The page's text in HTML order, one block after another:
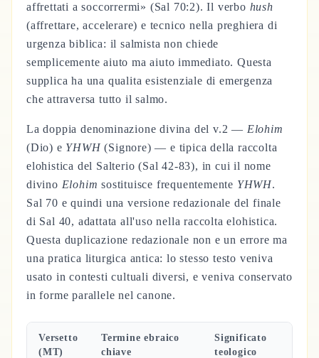
affrettati a soccorrermi» (Sal 70:2). Il verbo hush
(affrettare, accelerare) e tecnico nella preghiera di
urgenza biblica: il salmista non chiede
semplicemente aiuto ma aiuto immediato. Questa
supplica ha una qualita esistenziale di emergenza
che attraversa tutto il salmo.
La doppia denominazione divina del v.2 — Elohim
(Dio) e YHWH (Signore) — e tipica della raccolta
elohistica del Salterio (Sal 42-83), in cui il nome
divino Elohim sostituisce frequentemente YHWH.
Sal 70 e quindi una versione redazionale del finale
di Sal 40, adattata all'uso nella raccolta elohistica.
Questa duplicazione redazionale non e un errore ma
una pratica liturgica antica: lo stesso testo veniva
usato in contesti cultuali diversi, e veniva conservato
in forme parallele nel canone.
Versetto
(MT)
Termine ebraico
chiave
Significato
teologico